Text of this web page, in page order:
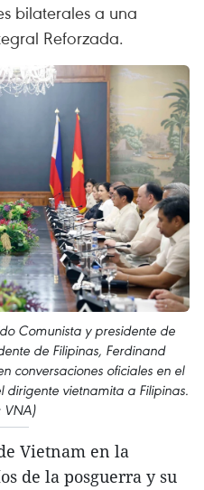
bilaterales a una
Reforzada.
Comunista y presidente de
de Filipinas, Ferdinand
conversaciones oficiales en el
vietnamita a Filipinas.
VNA)
Vietnam en la
de la posguerra y su